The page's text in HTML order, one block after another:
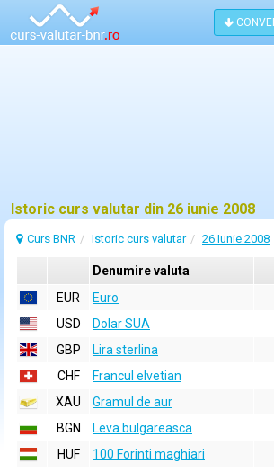
Istoric curs valutar din 26 iunie 2008
Curs BNR Istoric curs valutar 26 Iunie 2008
Denumire valuta
EUR
Euro
USD
Dolar SUA
GBP
Lira sterlina
CHF
Francul elvetian
XAU
Gramul de aur
BGN
Leva bulgareasca
HUF
100 Forinti maghiari